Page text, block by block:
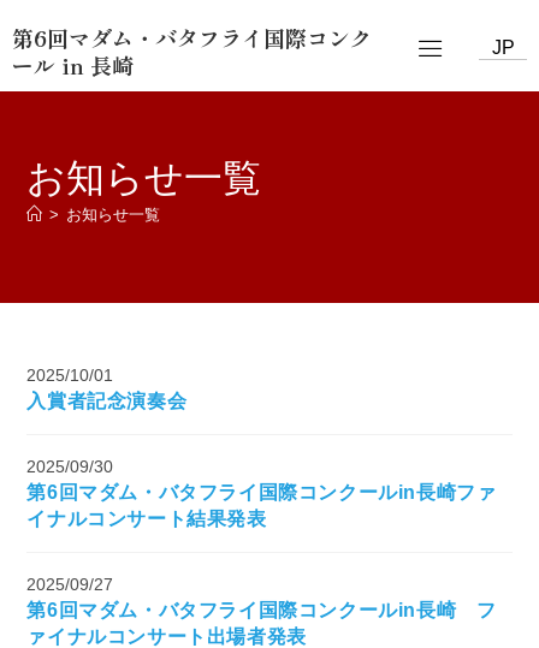
第6回マダム・バタフライ国際コンク
ール in 長崎
JP
お知らせ一覧
> お知らせ一覧
2025/10/01
入賞者記念演奏会
2025/09/30
第6回マダム・バタフライ国際コンクールin長崎ファ
イナルコンサート結果発表
2025/09/27
第6回マダム・バタフライ国際コンクールin長崎 フ
ァイナルコンサート出場者発表